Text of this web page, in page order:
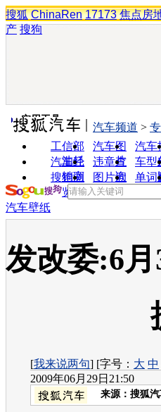
搜狐 ChinaRen 17173 焦点房
产 搜狗
实用工具
工信部
油耗
汽车图
片
汽车
汽车经
销商
违章查
询
车型
搜狗浏
览器
图片欣
赏
单词
汽车频道 >
汽车壁纸
发改委:6
[我来说两句] [字号： 大 中
2009年06月29日21:50
来源： 搜狐